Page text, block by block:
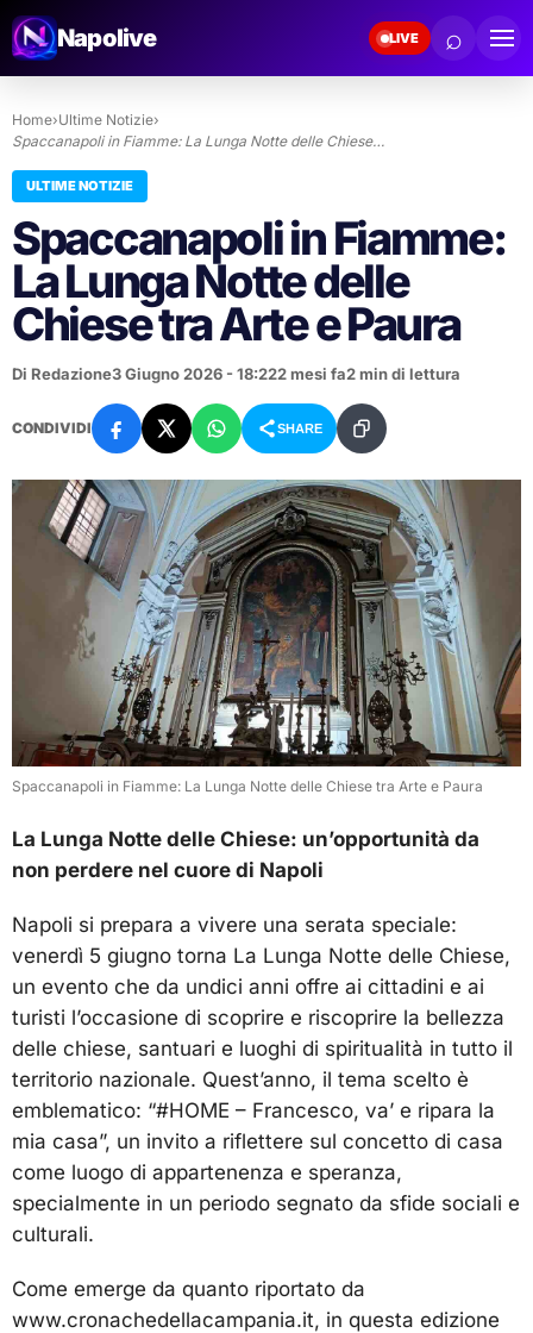
Napolive LIVE ⌕
Home›Ultime Notizie›
Spaccanapoli in Fiamme: La Lunga Notte delle Chiese…
ULTIME NOTIZIE
Spaccanapoli in Fiamme:
La Lunga Notte delle
Chiese tra Arte e Paura
Di Redazione3 Giugno 2026 - 18:222 mesi fa2 min di lettura
CONDIVIDI SHARE
Spaccanapoli in Fiamme: La Lunga Notte delle Chiese tra Arte e Paura
La Lunga Notte delle Chiese: un’opportunità da
non perdere nel cuore di Napoli
Napoli si prepara a vivere una serata speciale:
venerdì 5 giugno torna La Lunga Notte delle Chiese,
un evento che da undici anni offre ai cittadini e ai
turisti l’occasione di scoprire e riscoprire la bellezza
delle chiese, santuari e luoghi di spiritualità in tutto il
territorio nazionale. Quest’anno, il tema scelto è
emblematico: “#HOME – Francesco, va’ e ripara la
mia casa”, un invito a riflettere sul concetto di casa
come luogo di appartenenza e speranza,
specialmente in un periodo segnato da sfide sociali e
culturali.
Come emerge da quanto riportato da
www.cronachedellacampania.it, in questa edizione